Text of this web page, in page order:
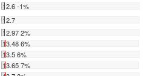
12.6 -1%
12.7
12.97 2%
13.48 6%
13.5 6%
13.65 7%